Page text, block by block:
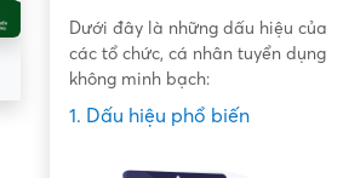
Dưới đây là những dấu hiệu của
các tổ chức, cá nhân tuyển dụng
không minh bạch:
1. Dấu hiệu phổ biến